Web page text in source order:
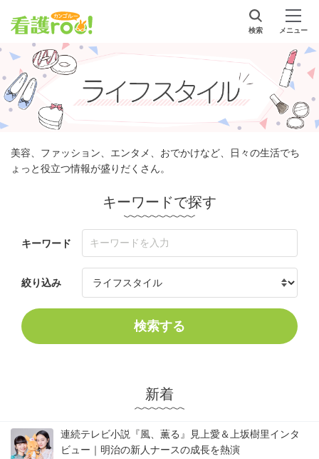
検索 メニュー
美容、ファッション、エンタメ、おでかけなど、日々の生活でち
ょっと役立つ情報が盛りだくさん。
キーワードで探す
キーワード
絞り込み
検索する
新着
連続テレビ小説『風、薫る』見上愛＆上坂樹里インタ
ビュー｜明治の新人ナースの成長を熱演